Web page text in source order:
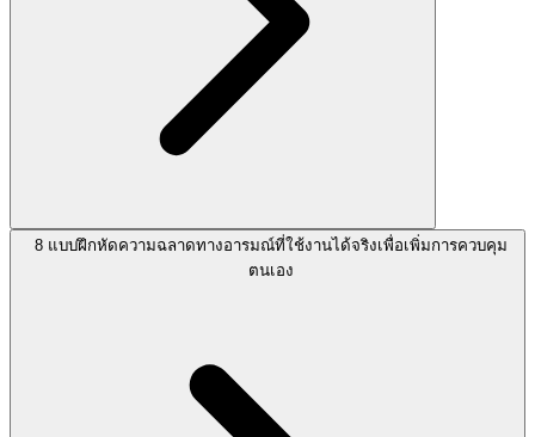
8 แบบฝึกหัดความฉลาดทางอารมณ์ที่ใช้งานได้จริงเพื่อเพิ่มการควบคุม
ตนเอง